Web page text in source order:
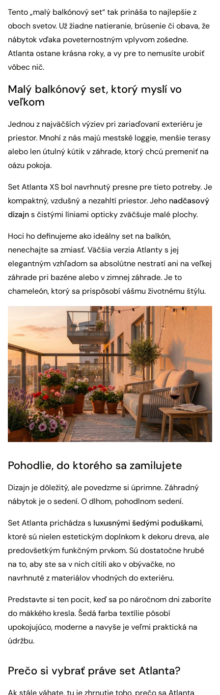
Tento „malý balkónový set“ tak prináša to najlepšie z
oboch svetov. Už žiadne natieranie, brúsenie či obava, že
nábytok vďaka poveternostným vplyvom zošedne.
Atlanta ostane krásna roky, a vy pre to nemusíte urobiť
vôbec nič.
Malý balkónový set, ktorý myslí vo
veľkom
Jednou z najväčších výziev pri zariaďovaní exteriéru je
priestor. Mnohí z nás majú mestské loggie, menšie terasy
alebo len útulný kútik v záhrade, ktorý chcú premeniť na
oázu pokoja.
Set Atlanta XS bol navrhnutý presne pre tieto potreby. Je
kompaktný, vzdušný a nezahltí priestor. Jeho nadčasový
dizajns čistými líniami opticky zväčšuje malé plochy.
Hoci ho definujeme ako ideálny set na balkón,
nenechajte sa zmiasť. Väčšia verzia Atlanty s jej
elegantným vzhľadom sa absolútne nestratí ani na veľkej
záhrade pri bazéne alebo v zimnej záhrade. Je to
chameleón, ktorý sa prispôsobí vášmu životnému štýlu.
Pohodlie, do ktorého sa zamilujete
Dizajn je dôležitý, ale povedzme si úprimne. Záhradný
nábytok je o sedení. O dlhom, pohodlnom sedení.
Set Atlanta prichádza s luxusnými šedými poduškami,
ktoré sú nielen estetickým doplnkom k dekoru dreva, ale
predovšetkým funkčným prvkom. Sú dostatočne hrubé
na to, aby ste sa v nich cítili ako v obývačke, no
navrhnuté z materiálov vhodných do exteriéru.
Predstavte si ten pocit, keď sa po náročnom dni zaboríte
do mäkkého kresla. Šedá farba textílie pôsobí
upokojujúco, moderne a navyše je veľmi praktická na
údržbu.
Prečo si vybrať práve set Atlanta?